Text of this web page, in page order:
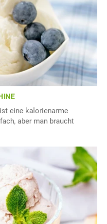
eine kalorienarme
aber man braucht